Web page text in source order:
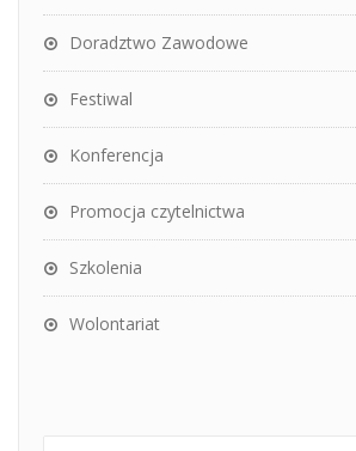
Doradztwo Zawodowe
Festiwal
Konferencja
Promocja czytelnictwa
Szkolenia
Wolontariat